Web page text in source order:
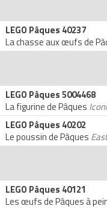
LEGO Pâques 40237
La chasse aux œufs de
LEGO Pâques 5004468
La figurine de Pâques
LEGO Pâques 40202
Le poussin de Pâques
LEGO Pâques 40121
Les œufs de Pâques à